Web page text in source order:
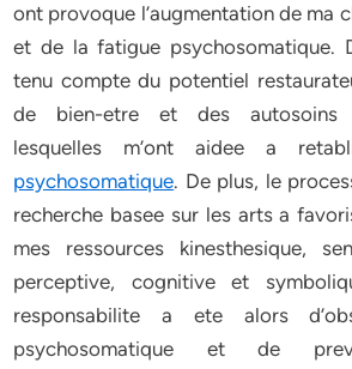
ont provoque l’augmentation de ma
et de la fatigue psychosomatique.
tenu compte du potentiel
de bien-etre et des autosoins
lesquelles m’ont aidee a
psychosomatique. De plus, le
recherche basee sur les arts a
mes ressources kinesthesique,
perceptive, cognitive et
responsabilite a ete alors
psychosomatique et de